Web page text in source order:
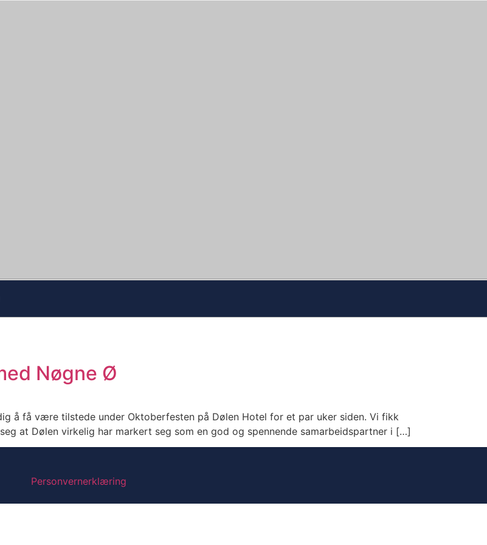
Nøgne Ø
å få være tilstede under Oktoberfesten på Dølen Hotel for et par uker siden. Vi fikk
at Dølen virkelig har markert seg som en god og spennende samarbeidspartner i […]
Personvernerklæring